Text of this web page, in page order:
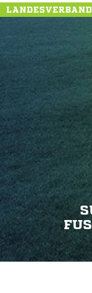
LANDESVERBAND